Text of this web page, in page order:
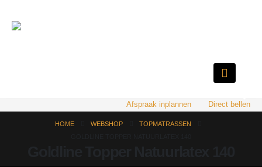
Afspraak inplannen Direct bellen
HOME WEBSHOP
TOPMATRASSEN